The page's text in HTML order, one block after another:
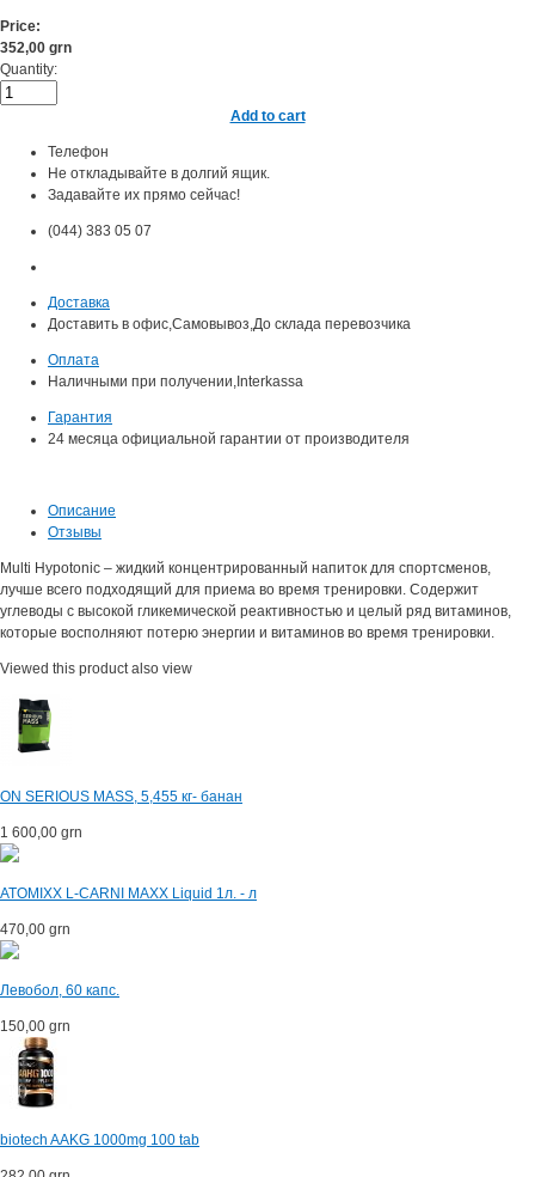
Price:
352,00 grn
Quantity:
Add to cart
Телефон
Не откладывайте в долгий ящик.
Задавайте их прямо сейчас!
(044) 383 05 07
Доставка
Доставить в офис,Самовывоз,До склада перевозчика
Оплата
Наличными при получении,Interkassa
Гарантия
24 месяца официальной гарантии от производителя
Описание
Отзывы
Multi Hypotonic – жидкий концентрированный напиток для спортсменов,
лучше всего подходящий для приема во время тренировки. Содержит
углеводы с высокой гликемической реактивностью и целый ряд витаминов,
которые восполняют потерю энергии и витаминов во время тренировки.
Viewed this product also view
ON SERIOUS MASS, 5,455 кг- банан
1 600,00 grn
ATOMIXX L-CARNI MAXX Liquid 1л. - л
470,00 grn
Левобол, 60 капс.
150,00 grn
biotech AAKG 1000mg 100 tab